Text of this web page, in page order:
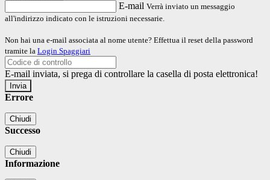
E-mail Verrà inviato un messaggio
all'indirizzo indicato con le istruzioni necessarie.
Non hai una e-mail associata al nome utente? Effettua il reset della password
tramite la Login Spaggiari
E-mail inviata, si prega di controllare la casella di posta elettronica!
Errore
Chiudi
Successo
Chiudi
Informazione